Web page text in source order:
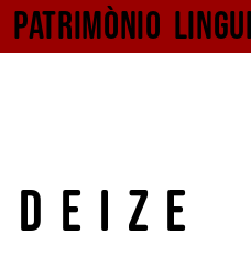
patrimònio
DEIZE